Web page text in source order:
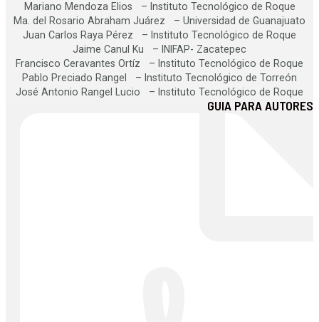
Mariano Mendoza Elios – Instituto Tecnológico de Roque
Ma. del Rosario Abraham Juárez – Universidad de Guanajuato
Juan Carlos Raya Pérez – Instituto Tecnológico de Roque
Jaime Canul Ku – INIFAP- Zacatepec
Francisco Ceravantes Ortíz – Instituto Tecnológico de Roque
Pablo Preciado Rangel – Instituto Tecnológico de Torreón
José Antonio Rangel Lucio – Instituto Tecnológico de Roque
GUIA PARA AUTORES